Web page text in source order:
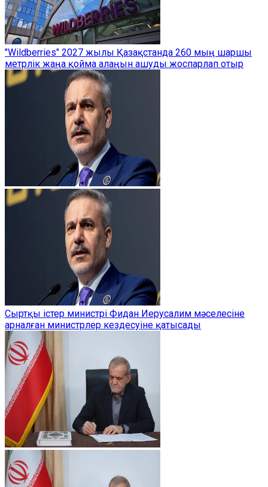
"Wildberries" 2027 жылы Қазақстанда 260 мың шаршы
метрлік жаңа қойма алаңын ашуды жоспарлап отыр
Сыртқы істер министрі Фидан Иерусалим мәселесіне
арналған министрлер кездесуіне қатысады